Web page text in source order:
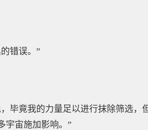
错误。”
毕竟我的力量足以进行抹除筛选，
宇宙施加影响。”